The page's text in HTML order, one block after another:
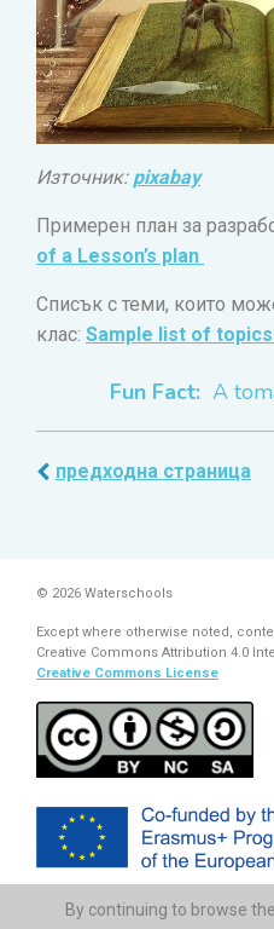
Източник: pixabay
Примерен план за
of a Lesson’s plan
Списък с теми, които
клас: Sample list of
Fun Fact: A
предходна страница
© 2026 Waterschools
Except where otherwise noted,
Creative Commons Attribution 4.0
Creative Commons License
The European Commission
By continuing to browse